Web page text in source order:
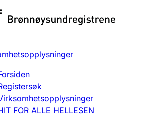
endre, slette
FOR ALLE HELLESEN